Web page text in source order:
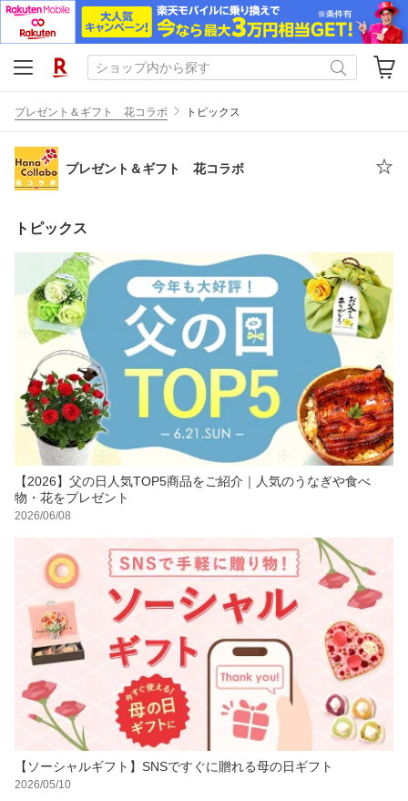
プレゼント＆ギフト 花コラボ トピックス
プレゼント＆ギフト 花コラボ
トピックス
【2026】父の日人気TOP5商品をご紹介｜人気のうなぎや食べ
物・花をプレゼント
2026/06/08
【ソーシャルギフト】SNSですぐに贈れる母の日ギフト
2026/05/10